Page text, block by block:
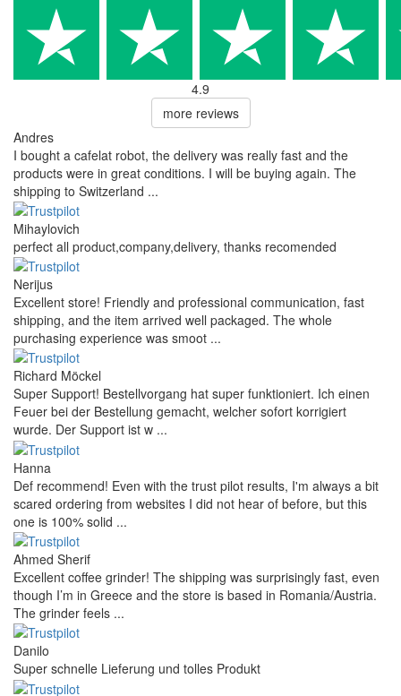
4.9
more reviews
Andres
I bought a cafelat robot, the delivery was really fast and the
products were in great conditions. I will be buying again. The
shipping to Switzerland ...
Mihaylovich
perfect all product,company,delivery, thanks recomended
Nerijus
Excellent store! Friendly and professional communication, fast
shipping, and the item arrived well packaged. The whole
purchasing experience was smoot ...
Richard Möckel
Super Support! Bestellvorgang hat super funktioniert. Ich einen
Feuer bei der Bestellung gemacht, welcher sofort korrigiert
wurde. Der Support ist w ...
Hanna
Def recommend! Even with the trust pilot results, I'm always a bit
scared ordering from websites I did not hear of before, but this
one is 100% solid ...
Ahmed Sherif
Excellent coffee grinder! The shipping was surprisingly fast, even
though I’m in Greece and the store is based in Romania/Austria.
The grinder feels ...
Danilo
Super schnelle Lieferung und tolles Produkt